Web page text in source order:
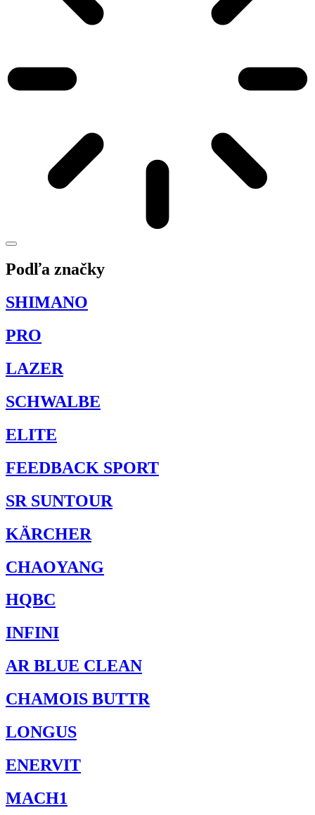
Podľa značky
SHIMANO
PRO
LAZER
SCHWALBE
ELITE
FEEDBACK SPORT
SR SUNTOUR
KÄRCHER
CHAOYANG
HQBC
INFINI
AR BLUE CLEAN
CHAMOIS BUTTR
LONGUS
ENERVIT
MACH1